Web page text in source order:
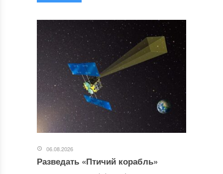
06.08.2026
Разведать «Птичий корабль»